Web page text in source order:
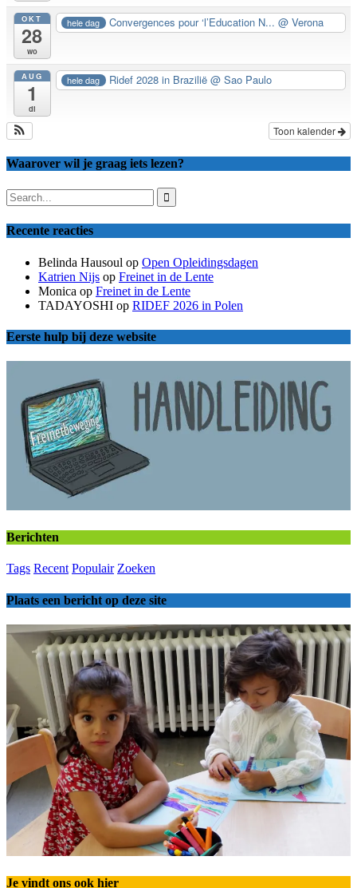
OKT
28
wo
hele dag Convergences pour ‘l’Education N...@ Verona
AUG
1
di
hele dag Ridef 2028 in Brazilië@ Sao Paulo
Toon kalender
Waarover wil je graag iets lezen?
Recente reacties
Belinda Hausoul op Open Opleidingsdagen
Katrien Nijs op Freinet in de Lente
Monica op Freinet in de Lente
TADAYOSHI op RIDEF 2026 in Polen
Eerste hulp bij deze website
Berichten
Tags Recent Populair Zoeken
Plaats een bericht op deze site
Je vindt ons ook hier